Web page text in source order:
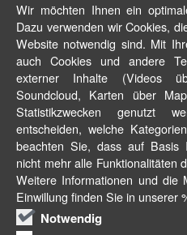
Wir möchten Ihnen ein
Dazu verwenden wir Cookies,
Website notwendig sind. Mit
auch Cookies und andere
externer Inhalte (Videos
Soundcloud, Karten über
Statistikzwecken genutzt
entscheiden, welche
beachten Sie, dass auf Basis
nicht mehr alle Funktionalitäten
Weitere Informationen und die
Einwillung finden Sie in unserer
Notwendig